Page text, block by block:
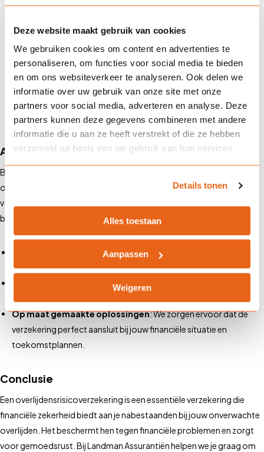
Deze website maakt gebruik van cookies
We gebruiken cookies om content en advertenties te
personaliseren, om functies voor social media te bieden
en om ons websiteverkeer te analyseren. Ook delen we
informatie over uw gebruik van onze site met onze
partners voor social media, adverteren en analyse. Deze
partners kunnen deze gegevens combineren met andere
informatie die u aan ze heeft verstrekt of die ze hebben
verzameld op basis van uw gebruik van hun services.
Details tonen
Alles toestaan
Aanpassen
Weigeren
Wat gebeurt er als ik de premie niet
kan betalen?
Advies op maat bij Landman Assurantiën
Bij Landman Assurantiën begrijpen we dat het kiezen van de juiste
overlijdensrisicoverzekering een belangrijke beslissing is. Ons team
van ervaren adviseurs staat klaar om je te helpen bij het maken van de
beste keuzes voor jouw situatie. We bieden:
: We luisteren naar jouw wensen en doelen en
bieden advies dat daarop is afgestemd.
Vergelijking van producten: We vergelijken verschillende ORV-
producten en helpen je de beste optie te kiezen.
Op maat gemaakte oplossingen: We zorgen ervoor dat de
verzekering perfect aansluit bij jouw financiële situatie en
toekomstplannen.
Conclusie
Een overlijdensrisicoverzekering is een essentiële verzekering die
financiële zekerheid biedt aan je nabestaanden bij jouw onverwachte
overlijden. Het beschermt hen tegen financiële problemen en zorgt
voor gemoedsrust. Bij Landman Assurantiën helpen we je graag om